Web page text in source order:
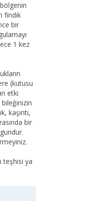
bir
1 kez
(kutusu
etki
kaşıntı,
bir
teşhisi ya